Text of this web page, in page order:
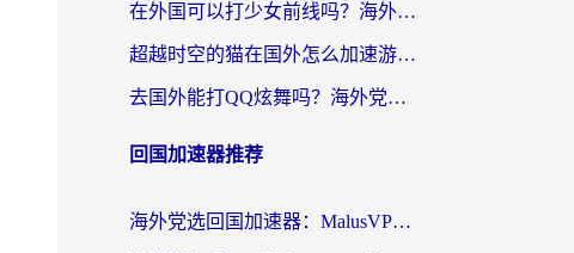
在外国可以打少女前线吗？海外党国服游戏畅玩终极指南（附避坑技巧）
超越时空的猫在国外怎么加速游戏？海外玩家国服畅玩终极指南
去国外能打QQ炫舞吗？海外党国服游戏不卡顿的终极指南
回国加速器推荐
海外党选回国加速器：MalusVPN好用吗？和快帆VPN哪个好？附真实对比与避坑指南